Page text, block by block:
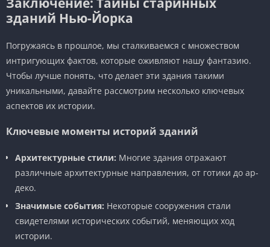
зданий Нью-Йорка
Погружаясь в прошлое, мы сталкиваемся с множеством
интригующих фактов, которые оживляют нашу фантазию.
Чтобы лучше понять, что делает эти здания такими
уникальными, давайте рассмотрим несколько ключевых
аспектов их истории.
Ключевые моменты историй зданий
Архитектурные стили: Многие здания отражают
различные архитектурные направления, от готики до ар-
деко.
Значимые события: Некоторые сооружения стали
свидетелями исторических событий, меняющих ход
истории.